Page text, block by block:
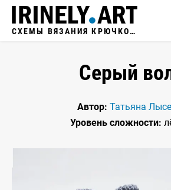
СХЕМЫ ВЯЗАНИЯ КРЮЧКОМ
Серый
Автор: Татьяна
Уровень сложности: